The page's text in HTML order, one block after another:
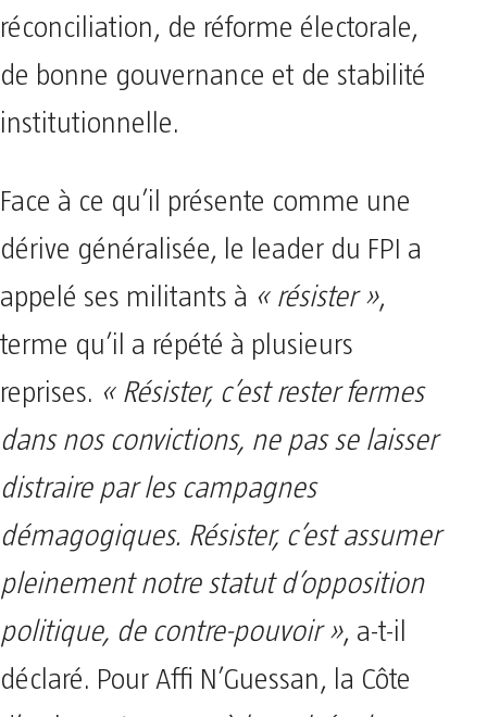
réconciliation, de réforme électorale,
de bonne gouvernance et de stabilité
institutionnelle.
Face à ce qu’il présente comme une
dérive généralisée, le leader du FPI a
appelé ses militants à « résister »,
terme qu’il a répété à plusieurs
reprises. « Résister, c’est rester fermes
dans nos convictions, ne pas se laisser
distraire par les campagnes
démagogiques. Résister, c’est assumer
pleinement notre statut d’opposition
politique, de contre-pouvoir », a-t-il
déclaré. Pour Affi N’Guessan, la Côte